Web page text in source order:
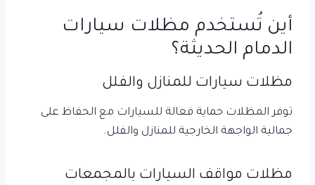
أين تُستخدم مظلات سيارات
الدمام الحديثة؟
مظلات سيارات للمنازل والفلل
توفر المظلات حماية فعالة للسيارات مع الحفاظ على
جمالية الواجهة الخارجية للمنازل والفلل.
مظلات مواقف السيارات بالمجمعات